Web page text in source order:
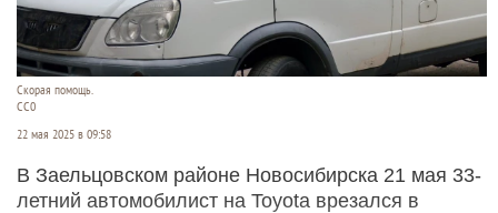
Скорая помощь.
СС0
22 мая 2025 в 09:58
В Заельцовском районе Новосибирска 21 мая 33-
летний автомобилист на Toyota врезался в